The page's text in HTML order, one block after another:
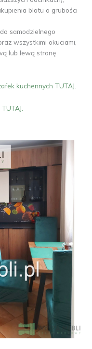
blatu o grubości
samodzielnego
wszystkimi okuciami,
lub lewą stronę
kuchennych TUTAJ.